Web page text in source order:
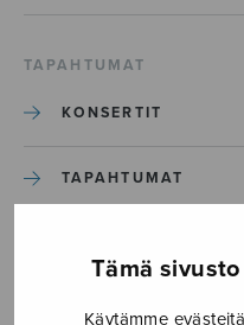
Tämä
Käytämme
TAPAHTUMAT
KONSERTIT
TAPAHTUMAT